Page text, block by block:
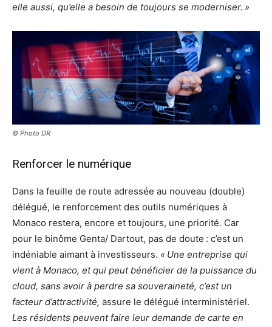
elle aussi, qu’elle a besoin de toujours se moderniser. »
© Photo DR
Renforcer le numérique
Dans la feuille de route adressée au nouveau (double)
délégué, le renforcement des outils numériques à
Monaco restera, encore et toujours, une priorité. Car
pour le binôme Genta/ Dartout, pas de doute : c’est un
indéniable aimant à investisseurs. « Une entreprise qui
vient à Monaco, et qui peut bénéficier de la puissance du
cloud, sans avoir à perdre sa souveraineté, c’est un
facteur d’attractivité, assure le délégué interministériel.
Les résidents peuvent faire leur demande de carte en